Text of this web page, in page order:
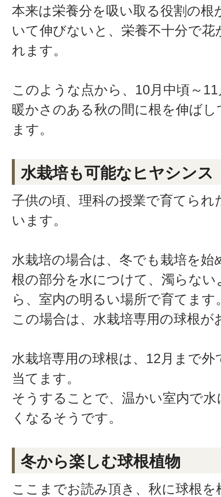
本来は栄養分を吸い取る役割の
いて伸びないと、 栄養不十分で
れます。
このような点から、10月中頃～
暖かさのある秋の間に根を伸ば
ます。
水栽培も可能なヒヤシンス
子供の頃、理科の授業で育てら
います。
水栽培の場合は、冬でも栽培を
根の部分を水につけて、濁らな
ら、室内の明るい場所で育てます
この場合は、水栽培専用の球根が
水栽培専用の球根は、12月まで
当てます。
そうすることで、温かい室内で
くなるそうです。
冬から楽しむ球根植物
ここまでお読み頂き、秋に球根